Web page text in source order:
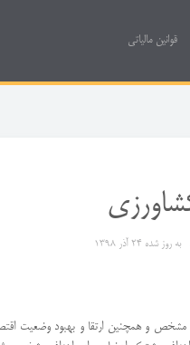
قوانین مالیاتی
به روز شده 24 آذر 1398
و همچنین ارتقا و بهبود وضعیت